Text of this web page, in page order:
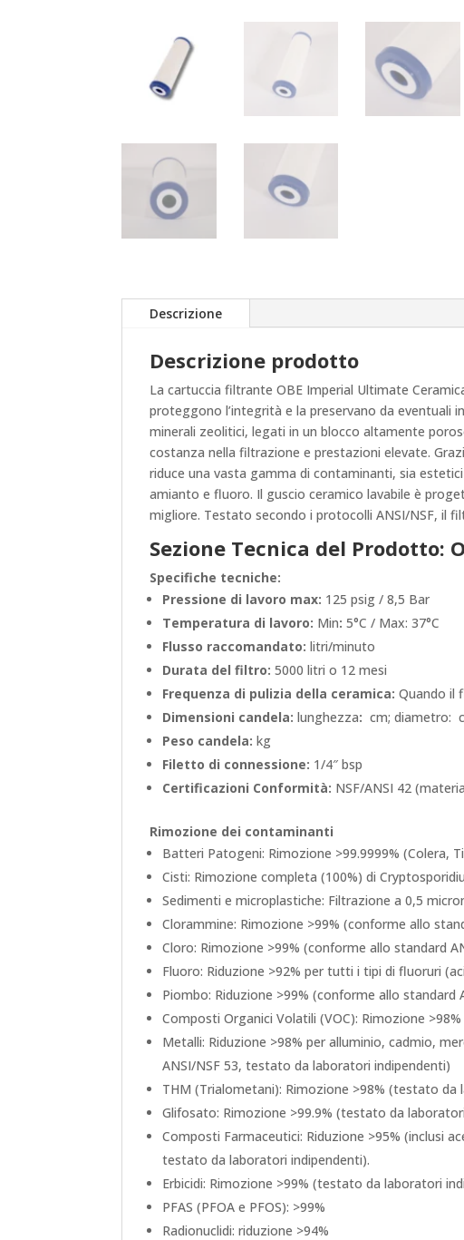
Descrizione
Descrizione prodotto
La cartuccia filtrante OBE Imperial Ultimate
proteggono l’integrità e la preservano da eventuali
minerali zeolitici, legati in un blocco altamente
costanza nella filtrazione e prestazioni elevate.
riduce una vasta gamma di contaminanti, sia
amianto e fluoro. Il guscio ceramico lavabile è
migliore. Testato secondo i protocolli ANSI/NSF, il
Sezione Tecnica del Prodotto:
Specifiche tecniche:
Pressione di lavoro max: 125 psig / 8,5 Bar
Temperatura di lavoro: Min: 5°C / Max: 37°C
Flusso raccomandato: litri/minuto
Durata del filtro: 5000 litri o 12 mesi
Frequenza di pulizia della ceramica: Quando il
Dimensioni candela:lunghezza: cm; diametro:
Peso candela: kg
Filetto di connessione: 1/4″ bsp
Certificazioni Conformità: NSF/ANSI 42
Rimozione dei contaminanti
Batteri Patogeni: Rimozione >99.9999% (Colera,
Cisti: Rimozione completa (100%) di
Sedimenti e microplastiche: Filtrazione a 0,5
Clorammine: Rimozione >99% (conforme allo
Cloro: Rimozione >99% (conforme allo standard
Fluoro: Riduzione >92% per tutti i tipi di fluoruri
Piombo: Riduzione >99% (conforme allo
Composti Organici Volatili (VOC): Rimozione
Metalli: Riduzione >98% per alluminio, cadmio,
ANSI/NSF 53, testato da laboratori indipendenti)
THM (Trialometani): Rimozione >98% (testato da
Glifosato: Rimozione >99.9% (testato da
Composti Farmaceutici: Riduzione >95% (inclusi
testato da laboratori indipendenti).
Erbicidi: Rimozione >99% (testato da laboratori
PFAS (PFOA e PFOS): >99%
Radionuclidi: riduzione >94%